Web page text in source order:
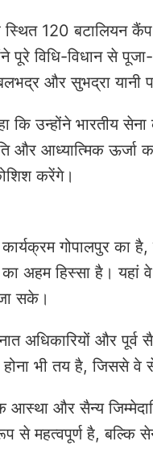
120 बटालियन
पूरे विधि-विधान से
और सुभद्रा यानी
कि उन्होंने भारतीय
और आध्यात्मिक
करेंगे।
गोपालपुर का
अहम हिस्सा है। यहां
सके।
अधिकारियों और
होना भी तय है, जिससे
आस्था और सैन्य
से महत्वपूर्ण है, बल्कि